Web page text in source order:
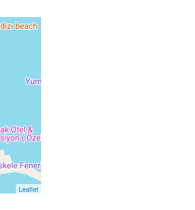
Tufanbeyli
Yüreğir
Çukurova
Leaflet